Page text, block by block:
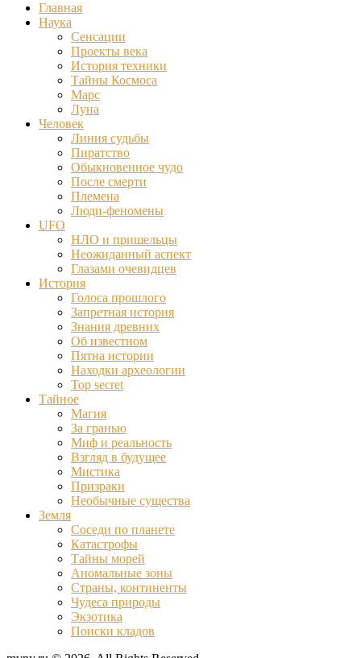
Главная
Наука
Сенсации
Проекты века
История техники
Тайны Космоса
Марс
Луна
Человек
Линия судьбы
Пиратство
Обыкновенное чудо
После смерти
Племена
Люди-феномены
UFO
НЛО и пришельцы
Неожиданный аспект
Глазами очевидцев
История
Голоса прошлого
Запретная история
Знания древних
Об известном
Пятна истории
Находки археологии
Top secret
Тайное
Магия
За гранью
Миф и реальность
Взгляд в будущее
Мистика
Призраки
Необычные существа
Земля
Соседи по планете
Катастрофы
Тайны морей
Аномальные зоны
Страны, континенты
Чудеса природы
Экзотика
Поиски кладов